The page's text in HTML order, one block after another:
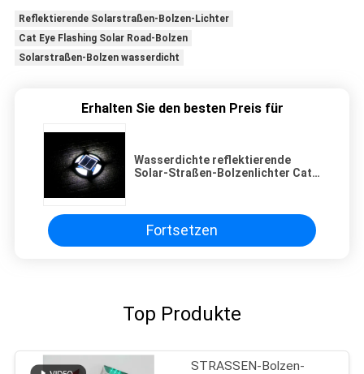
Reflektierende Solarstraßen-Bolzen-Lichter
Cat Eye Flashing Solar Road-Bolzen
Solarstraßen-Bolzen wasserdicht
Erhalten Sie den besten Preis für
Wasserdichte reflektierende
Solar-Straßen-Bolzenlichter Cat
Fortsetzen
Top Produkte
STRASSEN-Bolzen-